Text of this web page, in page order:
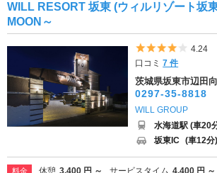
WILL RESORT 坂東 (ウィルリゾート坂
MOON～
5つ星
4.24
口コミ7 件
茨城県坂東市辺田
0297-35-8818
WILL GROUP
水海道駅 (車20
坂東IC (車12分)
料金 休憩 3,400 円 ～ サービスタイム 4,400 円 ～